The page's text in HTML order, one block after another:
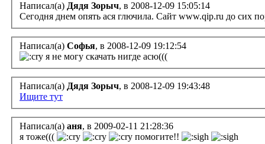
Написал(а) Дядя Зорыч, в 2008-12-09 15:05:14
Сегодня днем опять ася глючила. Сайт www.qip.ru до сих
Написал(а) Софья, в 2008-12-09 19:12:54
я не могу скачать нигде асю(((
Написал(а) Дядя Зорыч, в 2008-12-09 19:43:48
Ищите тут
Написал(а) аня, в 2009-02-11 21:28:36
я тоже(((
помогите!!